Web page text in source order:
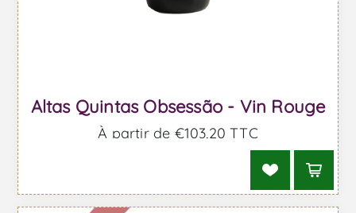
Altas Quintas Obsessão - Vin Rouge
À partir de €103,20 TTC